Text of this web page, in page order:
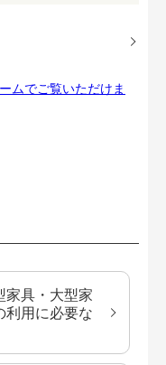
ムでご覧いただけま
具・大型家
利用に必要な